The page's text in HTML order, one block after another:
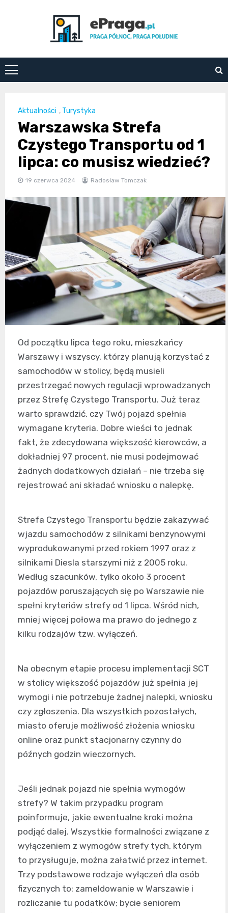
ePraga.pl
Aktualności , Turystyka
Warszawska Strefa
Czystego Transportu od 1
lipca: co musisz wiedzieć?
19 czerwca 2024 Radosław Tomczak
Od początku lipca tego roku, mieszkańcy
Warszawy i wszyscy, którzy planują korzystać z
samochodów w stolicy, będą musieli
przestrzegać nowych regulacji wprowadzanych
przez Strefę Czystego Transportu. Już teraz
warto sprawdzić, czy Twój pojazd spełnia
wymagane kryteria. Dobre wieści to jednak
fakt, że zdecydowana większość kierowców, a
dokładniej 97 procent, nie musi podejmować
żadnych dodatkowych działań – nie trzeba się
rejestrować ani składać wniosku o nalepkę.
Strefa Czystego Transportu będzie zakazywać
wjazdu samochodów z silnikami benzynowymi
wyprodukowanymi przed rokiem 1997 oraz z
silnikami Diesla starszymi niż z 2005 roku.
Według szacunków, tylko około 3 procent
pojazdów poruszających się po Warszawie nie
spełni kryteriów strefy od 1 lipca. Wśród nich,
mniej więcej połowa ma prawo do jednego z
kilku rodzajów tzw. wyłączeń.
Na obecnym etapie procesu implementacji SCT
w stolicy większość pojazdów już spełnia jej
wymogi i nie potrzebuje żadnej nalepki, wniosku
czy zgłoszenia. Dla wszystkich pozostałych,
miasto oferuje możliwość złożenia wniosku
online oraz punkt stacjonarny czynny do
późnych godzin wieczornych.
Jeśli jednak pojazd nie spełnia wymogów
strefy? W takim przypadku program
poinformuje, jakie ewentualne kroki można
podjąć dalej. Wszystkie formalności związane z
wyłączeniem z wymogów strefy tych, którym
to przysługuje, można załatwić przez internet.
Trzy podstawowe rodzaje wyłączeń dla osób
fizycznych to: zameldowanie w Warszawie i
rozliczanie tu podatków; bycie seniorem